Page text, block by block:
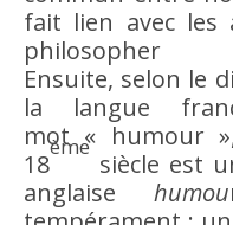
fait lien avec les
philosopher
Ensuite, selon le
la langue
mot « humour
18
ème
siècle est
anglaise humou